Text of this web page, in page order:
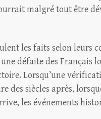
malgré tout être
les faits selon leurs
défaite des Français
Lorsqu’une
des siècles après,
les événements